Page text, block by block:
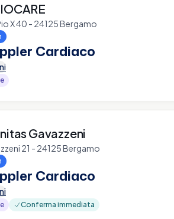
X 40 - 24125 Bergamo
Cardiaco
Gavazzeni
21 - 24125 Bergamo
Cardiaco
Conferma immediata